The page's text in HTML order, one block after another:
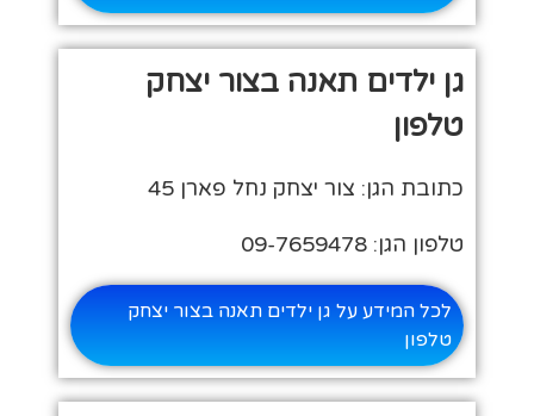
גן ילדים תאנה בצור יצחק
טלפון
כתובת הגן: צור יצחק נחל פארן 45
טלפון הגן: 09-7659478
לכל המידע על גן ילדים תאנה בצור יצחק
טלפון